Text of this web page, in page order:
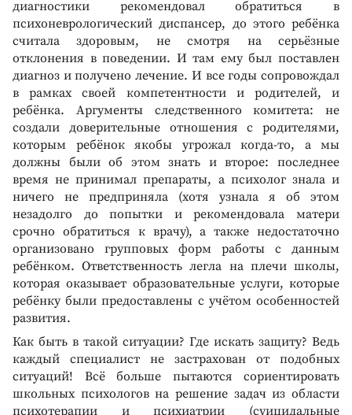
диагностики рекомендовал обратиться в
психоневрологический диспансер, до этого ребёнка
считала здоровым, не смотря на серьёзные
отклонения в поведении. И там ему был поставлен
диагноз и получено лечение. И все годы сопровождал
в рамках своей компетентности и родителей, и
ребёнка. Аргументы следственного комитета: не
создали доверительные отношения с родителями,
которым ребёнок якобы угрожал когда-то, а мы
должны были об этом знать и второе: последнее
время не принимал препараты, а психолог знала и
ничего не предприняла (хотя узнала я об этом
незадолго до попытки и рекомендовала матери
срочно обратиться к врачу), а также недостаточно
организовано групповых форм работы с данным
ребёнком. Ответственность легла на плечи школы,
которая оказывает образовательные услуги, которые
ребёнку были предоставлены с учётом особенностей
развития.
Как быть в такой ситуации? Где искать защиту? Ведь
каждый специалист не застрахован от подобных
ситуаций! Всё больше пытаются сориентировать
школьных психологов на решение задач из области
психотерапии и психиатрии (суицидальные